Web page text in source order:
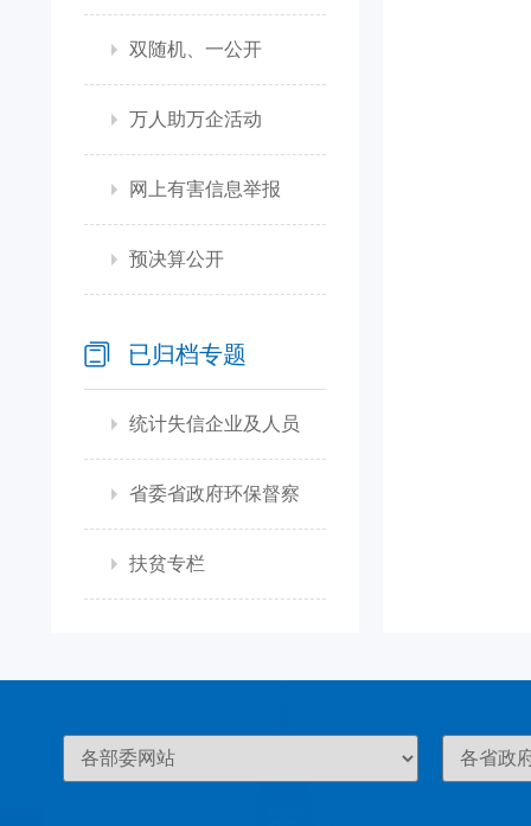
双随机、一公开
万人助万企活动
网上有害信息举报
预决算公开
已归档专题
统计失信企业及人员
省委省政府环保督察
扶贫专栏